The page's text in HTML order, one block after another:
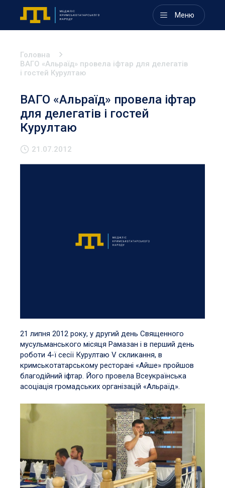
Меню
Головна
ВАГО «Альраїд» провела іфтар для делегатів
і гостей Курултаю
ВАГО «Альраїд» провела іфтар
для делегатів і гостей
Курултаю
21.07.2012
21 липня 2012 року, у другий день Священного
мусульманського місяця Рамазан і в перший день
роботи 4-ї сесії Курултаю V скликання, в
кримськотатарському ресторані «Айше» пройшов
благодійний іфтар. Його провела Всеукраїнська
асоціація громадських організацій «Альраїд».